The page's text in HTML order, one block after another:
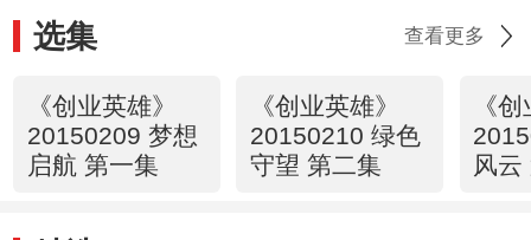
选集 查看更多
《创业英雄》
20150209 梦想
启航 第一集
《创业英雄》
20150210 绿色
守望 第二集
《
风云